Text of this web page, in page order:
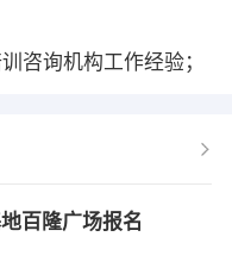
咨询机构工作经验；
百隆广场报名